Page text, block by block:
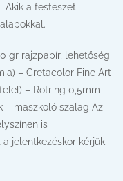
Akik a festészeti
gr rajzpapír, lehetőség
– Cretacolor Fine Art
– Rotring 0,5mm
– maszkoló szalag Az
is
jelentkezéskor kérjük